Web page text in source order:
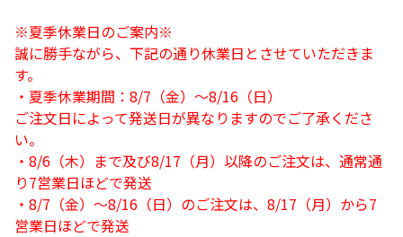
※夏季休業日のご案内※
誠に勝手ながら、下記の通り休業日とさせていただきま
す。
・夏季休業期間：8/7（金）～8/16（日）
ご注文日によって発送日が異なりますのでご了承くださ
い。
・8/6（木）まで及び8/17（月）以降のご注文は、通常通
り7営業日ほどで発送
・8/7（金）～8/16（日）のご注文は、8/17（月）から7
営業日ほどで発送